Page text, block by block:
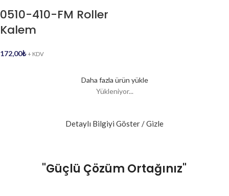
0510-410-FM Roller
Kalem
172,00₺ + KDV
Daha fazla ürün yükle
Yükleniyor...
Detaylı Bilgiyi Göster / Gizle
"Güçlü Çözüm Ortağınız"